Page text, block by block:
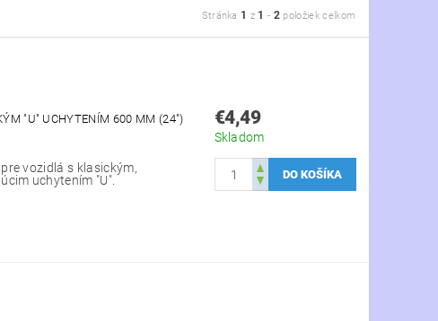
Stránka 1 z 1 - 2 položiek celkom
"U" UCHYTENÍM 600 MM (24")
vozidlá s klasickým,
uchytením "U".
€4,49
Skladom